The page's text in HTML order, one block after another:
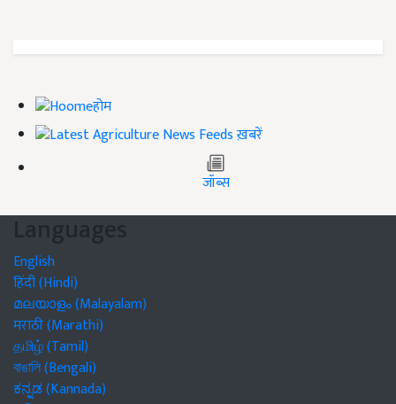
होम
ख़बरें
जॉब्स
Languages
English
हिंदी (Hindi)
മലയാളം (Malayalam)
मराठी (Marathi)
தமிழ் (Tamil)
বাঙালি (Bengali)
ಕನ್ನಡ (Kannada)